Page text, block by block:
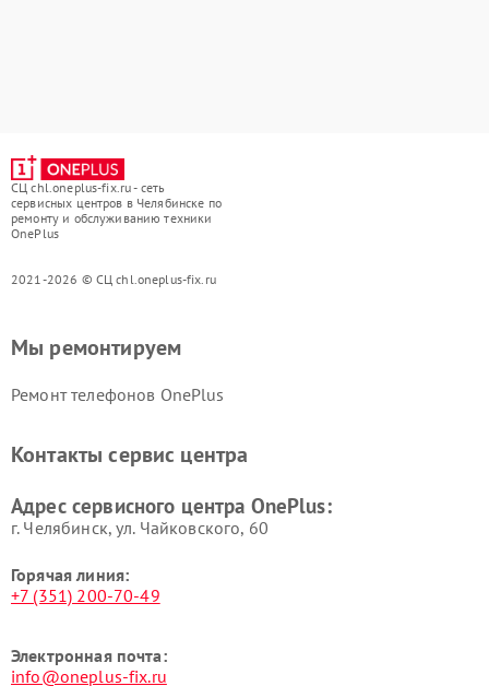
СЦ chl.oneplus-fix.ru - сеть
сервисных центров в Челябинске по
ремонту и обслуживанию техники
OnePlus
2021-2026 © СЦ chl.oneplus-fix.ru
Мы ремонтируем
Ремонт телефонов OnePlus
Контакты сервис центра
Адрес сервисного центра OnePlus:
г. Челябинск, ул. Чайковского, 60
Горячая линия:
+7 (351) 200-70-49
Электронная почта:
info@oneplus-fix.ru